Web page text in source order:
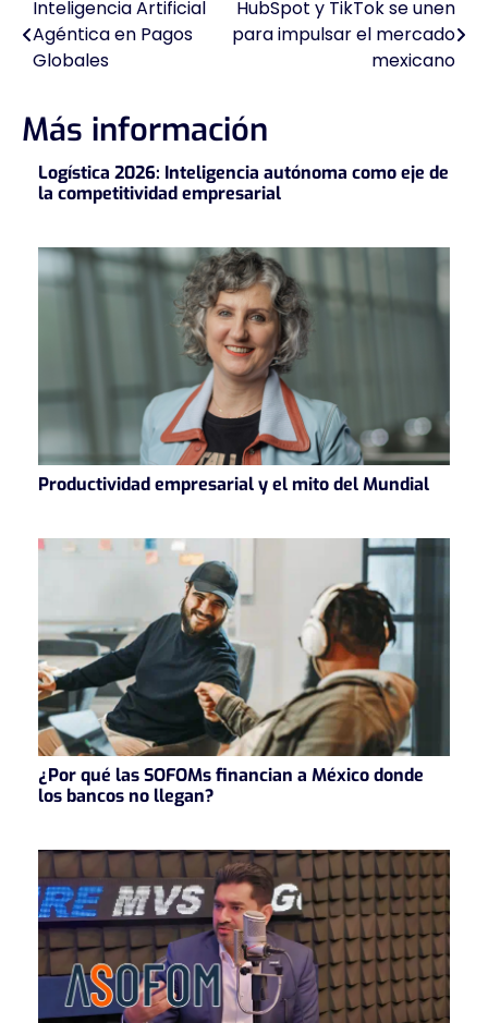
Navegación
de
Inteligencia Artificial
Agéntica en Pagos
Globales
HubSpot y TikTok se unen
para impulsar el mercado
mexicano
Más información
Logística 2026: Inteligencia autónoma como eje de
la competitividad empresarial
Productividad empresarial y el mito del Mundial
¿Por qué las SOFOMs financian a México donde
los bancos no llegan?